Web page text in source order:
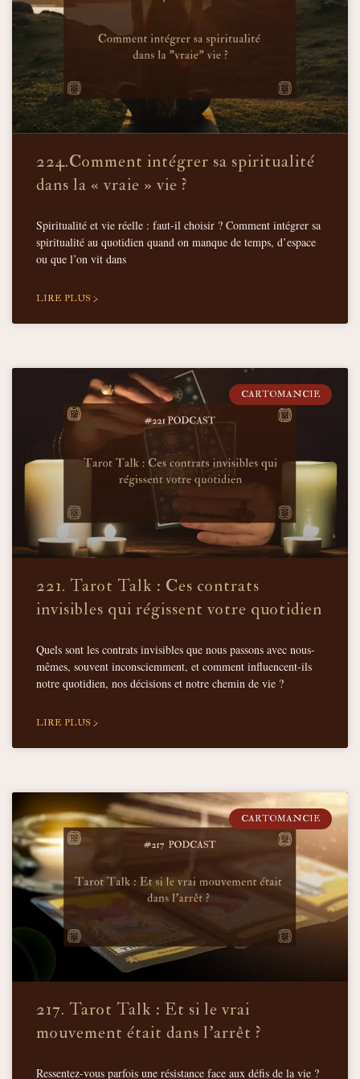
224.Comment intégrer sa spiritualité
dans la « vraie » vie ?
Spiritualité et vie réelle : faut-il choisir ? Comment intégrer sa
spiritualité au quotidien quand on manque de temps, d’espace
ou que l’on vit dans
LIRE PLUS >
CARTOMANCIE
221. Tarot Talk : Ces contrats
invisibles qui régissent votre quotidien
Quels sont les contrats invisibles que nous passons avec nous-
mêmes, souvent inconsciemment, et comment influencent-ils
notre quotidien, nos décisions et notre chemin de vie ?
LIRE PLUS >
CARTOMANCIE
217. Tarot Talk : Et si le vrai
mouvement était dans l’arrêt ?
Ressentez-vous parfois une résistance face aux défis de la vie ?